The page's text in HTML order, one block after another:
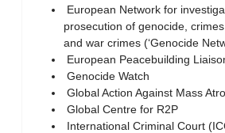
European Network for
prosecution of genocide,
and war crimes (‘Genocide
European Peacebuilding
Genocide Watch
Global Action Against Mass
Global Centre for R2P
International Criminal Court